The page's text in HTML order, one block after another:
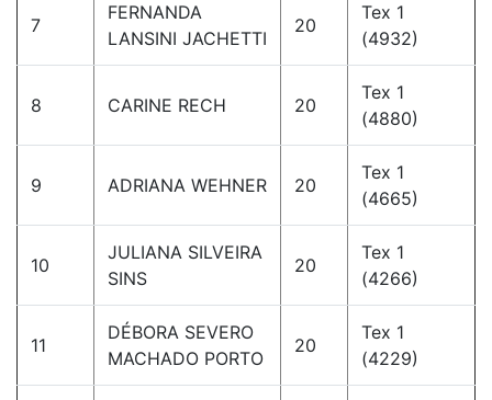
7
FERNANDA
LANSINI JACHETTI
20
Tex 1
(4932)
8 CARINE RECH 20
Tex 1
(4880)
9 ADRIANA WEHNER 20
Tex 1
(4665)
10
JULIANA SILVEIRA
SINS
20
Tex 1
(4266)
11
DÉBORA SEVERO
MACHADO PORTO
20
Tex 1
(4229)